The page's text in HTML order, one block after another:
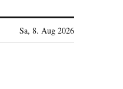
Sa, 8. Aug 2026